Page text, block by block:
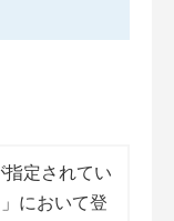
定されてい
において登